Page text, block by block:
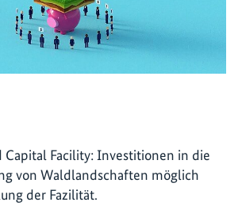
Capital Facility: Investitionen in die
von Waldlandschaften möglich
der Fazilität.